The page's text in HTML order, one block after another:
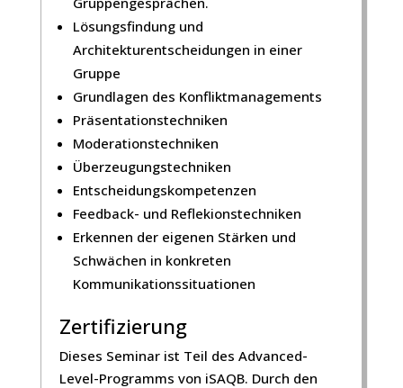
Lösungsfindung und
Architekturentscheidungen in einer
Gruppe
Grundlagen des Konfliktmanagements
Präsentationstechniken
Moderationstechniken
Überzeugungstechniken
Entscheidungskompetenzen
Feedback- und Reflekionstechniken
Erkennen der eigenen Stärken und
Schwächen in konkreten
Kommunikationssituationen
Zertifizierung
Dieses Seminar ist Teil des Advanced-
Level-Programms von iSAQB. Durch den